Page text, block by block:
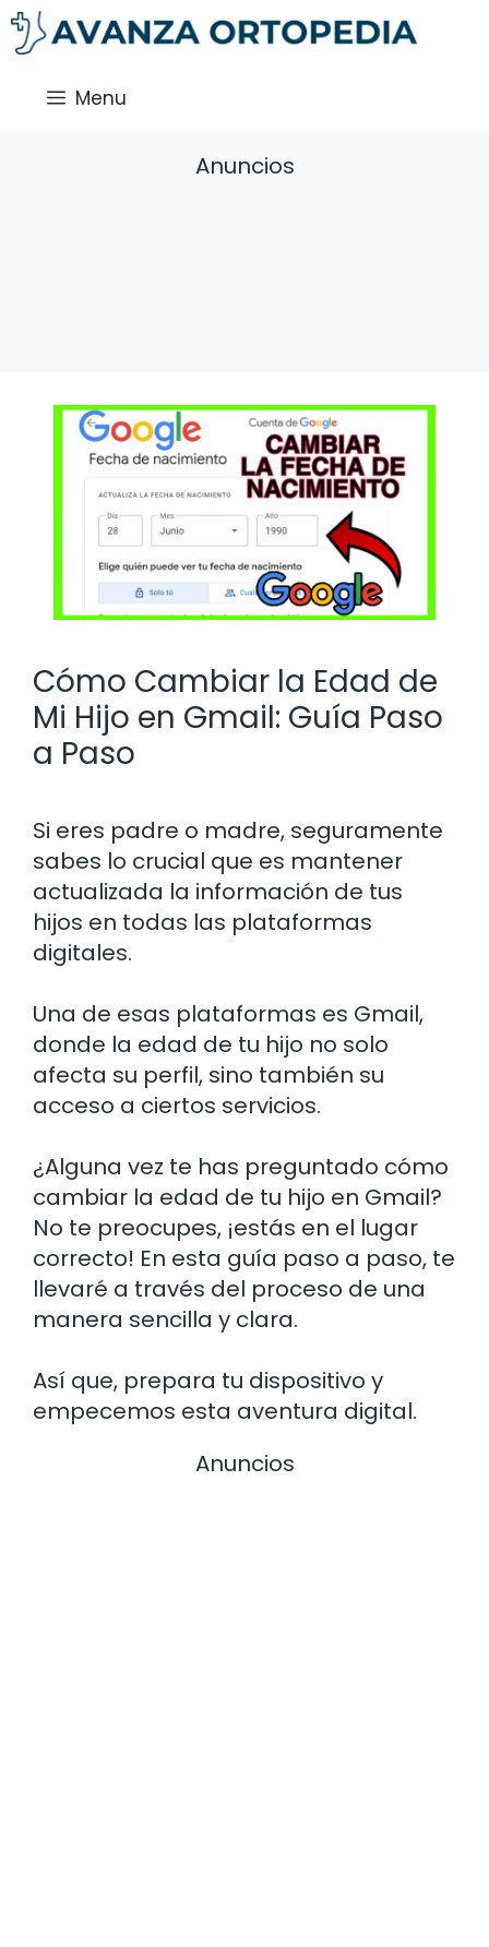
Saltar
al
Menu
Anuncios
Cómo Cambiar la Edad de
Mi Hijo en Gmail: Guía Paso
a Paso
Si eres padre o madre, seguramente
sabes lo crucial que es mantener
actualizada la información de tus
hijos en todas las plataformas
digitales.
Una de esas plataformas es Gmail,
donde la edad de tu hijo no solo
afecta su perfil, sino también su
acceso a ciertos servicios.
¿Alguna vez te has preguntado cómo
cambiar la edad de tu hijo en Gmail?
No te preocupes, ¡estás en el lugar
correcto! En esta guía paso a paso, te
llevaré a través del proceso de una
manera sencilla y clara.
Así que, prepara tu dispositivo y
empecemos esta aventura digital.
Anuncios